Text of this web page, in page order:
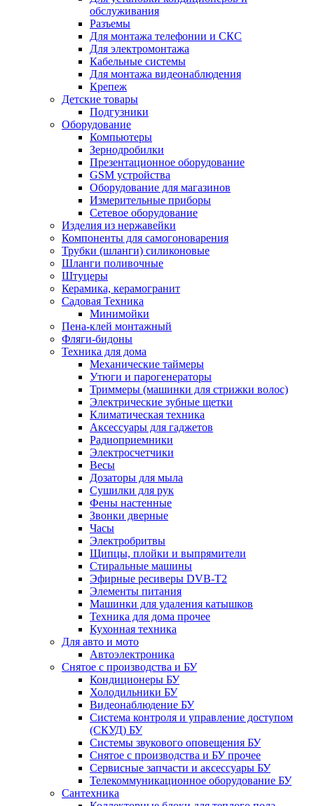
обслуживания
Разъемы
Для монтажа телефонии и СКС
Для электромонтажа
Кабельные системы
Для монтажа видеонаблюдения
Крепеж
Детские товары
Подгузники
Оборудование
Компьютеры
Зернодробилки
Презентационное оборудование
GSM устройства
Оборудование для магазинов
Измерительные приборы
Сетевое оборудование
Изделия из нержавейки
Компоненты для самогоноварения
Трубки (шланги) силиконовые
Шланги поливочные
Штуцеры
Керамика, керамогранит
Садовая Техника
Минимойки
Пена-клей монтажный
Фляги-бидоны
Техника для дома
Механические таймеры
Утюги и парогенераторы
Триммеры (машинки для стрижки волос)
Электрические зубные щетки
Климатическая техника
Аксессуары для гаджетов
Радиоприемники
Электросчетчики
Весы
Дозаторы для мыла
Сушилки для рук
Фены настенные
Звонки дверные
Часы
Электробритвы
Щипцы, плойки и выпрямители
Стиральные машины
Эфирные ресиверы DVB-T2
Элементы питания
Машинки для удаления катышков
Техника для дома прочее
Кухонная техника
Для авто и мото
Автоэлектроника
Снятое с производства и БУ
Кондиционеры БУ
Холодильники БУ
Видеонаблюдение БУ
Система контроля и управление доступом
(СКУД) БУ
Системы звукового оповещения БУ
Снятое с производства и БУ прочее
Сервисные запчасти и аксессуары БУ
Телекоммуникационное оборудование БУ
Сантехника